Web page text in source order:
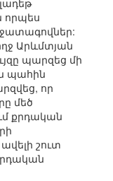
որպես
Արևմտյան
պարզեց մի
պահին
որ
մեծ
քրդական
շուտ